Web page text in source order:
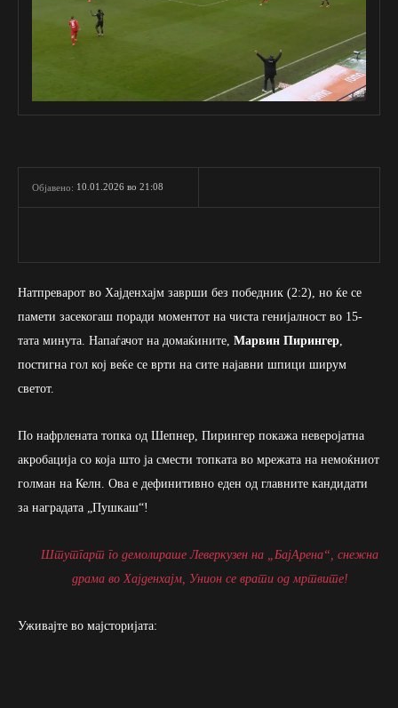
Објавено: 10.01.2026 во 21:08
Натпреварот во Хајденхајм заврши без победник (2:2), но ќе се
памети засекогаш поради моментот на чиста генијалност во 15-
тата минута. Напаѓачот на домаќините, Марвин Пирингер,
постигна гол кој веќе се врти на сите најавни шпици ширум
светот.
По нафрлената топка од Шепнер, Пирингер покажа неверојатна
акробација со која што ја смести топката во мрежата на немоќниот
голман на Келн. Ова е дефинитивно еден од главните кандидати
за наградата „Пушкаш“!
Штутгарт го демолираше Леверкузен на „БајАрена“, снежна
драма во Хајденхајм, Унион се врати од мртвите!
Уживајте во мајсторијата: